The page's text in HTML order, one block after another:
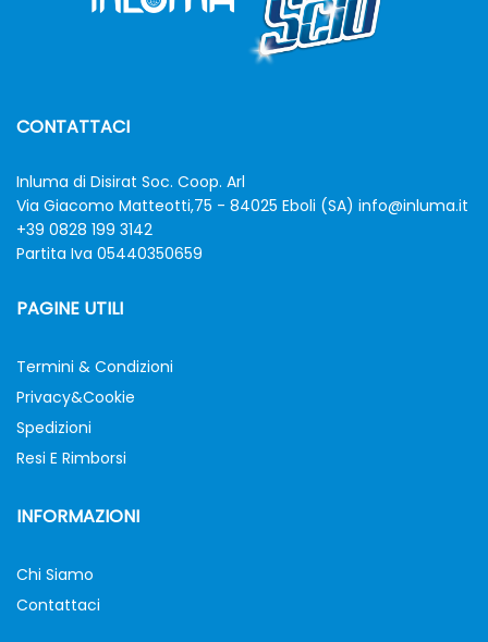
CONTATTACI
Inluma di Disirat Soc. Coop. Arl
Via Giacomo Matteotti,75 - 84025 Eboli (SA) info@inluma.it
+39 0828 199 3142
Partita Iva 05440350659
PAGINE UTILI
Termini & Condizioni
Privacy&Cookie
Spedizioni
Resi E Rimborsi
INFORMAZIONI
Chi Siamo
Contattaci